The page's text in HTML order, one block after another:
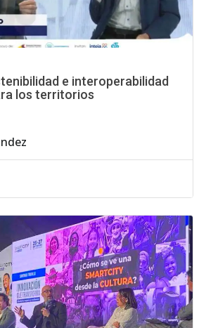
e interoperabilidad
los territorios